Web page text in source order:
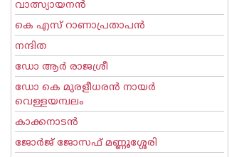
വാത്സ്യായനന്‍
കെ എസ് റാണാപ്രതാപന്‍
നന്ദിത
ഡോ ആര്‍ രാജശ്രീ
ഡോ കെ മുരളീധരന്‍ നായര്‍
വെള്ളയമ്പലം
കാക്കനാടന്‍
ജോര്‍ജ് ജോസഫ് മണ്ണൂശ്ശേരി